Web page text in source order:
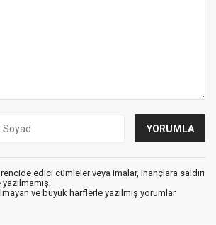
edici cümleler veya imalar, inançlara saldırı
ve büyük harflerle yazılmış yorumlar